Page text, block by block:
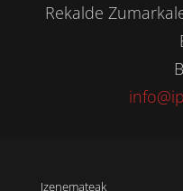
Rekalde
Izenemateak